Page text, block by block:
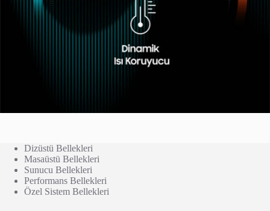
Dizüstü Bellekleri
Masaüstü Bellekleri
Sunucu Bellekleri
Performans Bellekleri
Özel Sistem Bellekleri